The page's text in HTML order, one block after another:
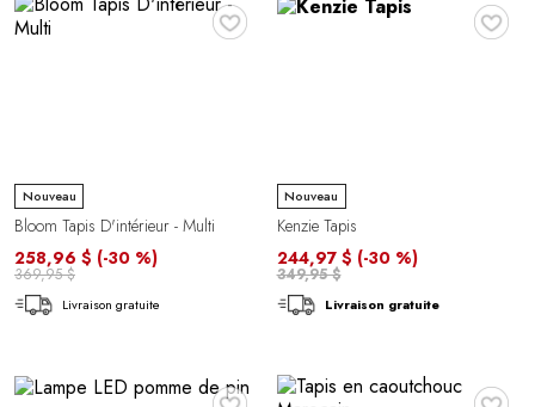
♥
Nouveau
Bloom Tapis D'intérieur - Multi
258,96 $ (-30 %)
369,95 $
Livraison gratuite
♥
Nouveau
Kenzie Tapis
244,97 $ (-30 %)
349,95 $
Livraison gratuite
♥ ♥